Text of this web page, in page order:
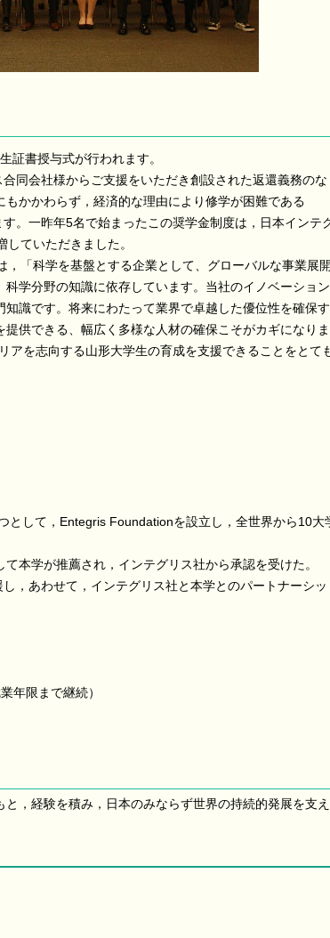
証書授与式が行われます。
同会社様からご支援をいただき創設された返還義務のな
かかわらず，経済的な理由により修学が困難である
。一昨年5名で始まったこの奨学金制度は，日本インテ
ていただきました。
「科学を基盤とする企業として、グローバルな事業展開
学分野の知識に依存しています。当社のイノベーション
識です。将来にわたって業界で卓越した優位性を確保す
供できる、幅広く多様な人材の確保こそがカギになりま
を志向する山形大学生の育成を支援できることをとて
として，Entegris Foundationを設立し，全世界から10大
本学が推薦され，インテグリス社から承認を受けた。
，あわせて，インテグリス社と本学とのパートナーシッ
年限まで継続）
，経験を積み，日本のみならず世界の持続的発展を支え